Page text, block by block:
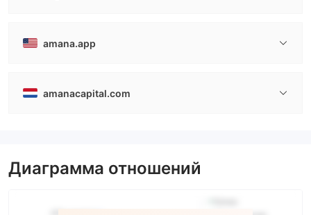
amana.app
amanacapital.com
Диаграмма отношений